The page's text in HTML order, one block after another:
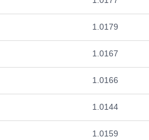
1.0179
1.0167
1.0166
1.0144
1.0159